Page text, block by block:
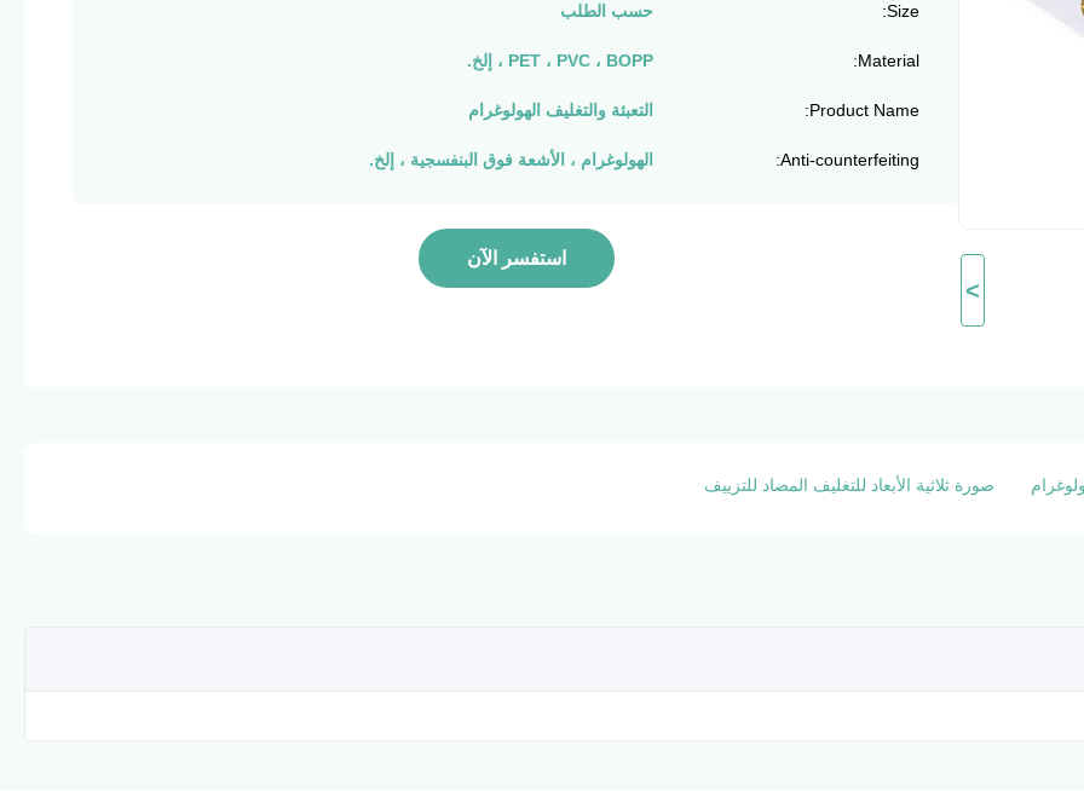
>
Size: حسب الطلب
Material: PET ، PVC ، BOPP ، إلخ.
Product Name: التعبئة والتغليف الهولوغرام
Anti-counterfeiting: الهولوغرام ، الأشعة فوق البنفسجية ، إلخ.
استفسر الآن
صورة ثلاثية الأبعاد للتغليف المضاد للتزييف